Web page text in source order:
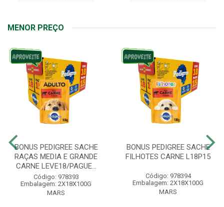
MENOR PREÇO
BONUS PEDIGREE SACHE
RAÇAS MEDIA E GRANDE
CARNE LEVE18/PAGUE...
Código: 978393
Embalagem: 2X18X100G
MARS
BONUS PEDIGREE SACHE
FILHOTES CARNE L18P15
Código: 978394
Embalagem: 2X18X100G
MARS